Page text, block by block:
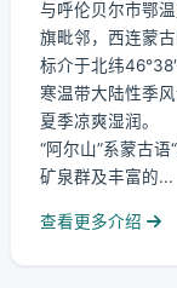
与呼伦贝尔市鄂
旗毗邻，西连蒙
标介于北纬
寒温带大陆性季
夏季凉爽湿润。
“阿尔山”系蒙古
矿泉群及丰富的...
查看更多介绍